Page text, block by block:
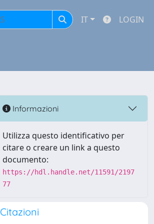
IT LOGIN
Informazioni
Utilizza questo identificativo per
citare o creare un link a questo
documento:
https://hdl.handle.net/11591/2197
77
Citazioni